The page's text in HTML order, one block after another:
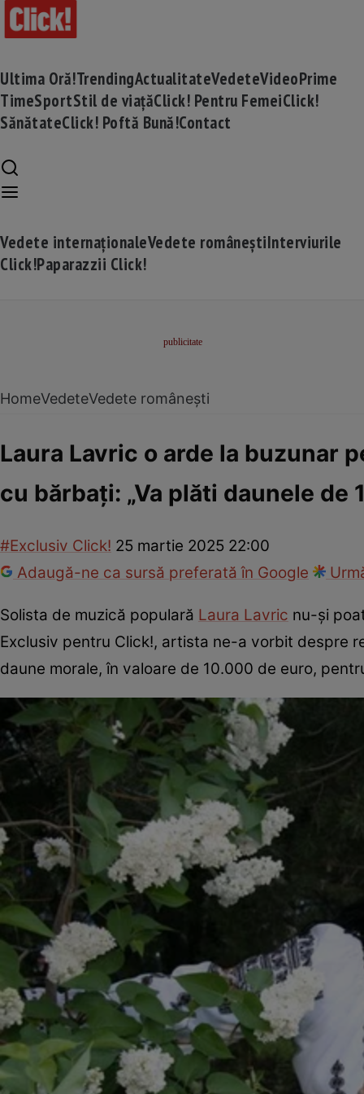
Ultima Oră!TrendingActualitateVedeteVideoPrime
TimeSportStil de viațăClick! Pentru FemeiClick!
SănătateClick! Poftă Bună!Contact
Vedete internaționaleVedete româneștiInterviurile
Click!Paparazzii Click!
HomeVedeteVedete românești
Laura Lavric o arde la buzunar
cu bărbați: „Va plăti daunele
#Exclusiv Click! 25 martie 2025 22:00
Adaugă-ne ca sursă preferată în Google
Solista de muzică populară Laura Lavric nu-și
Exclusiv pentru Click!, artista ne-a vorbit despre
daune morale, în valoare de 10.000 de euro,